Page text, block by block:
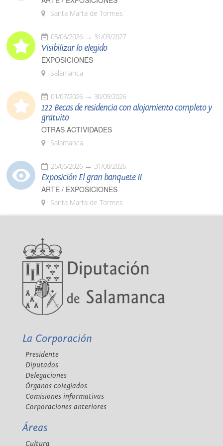
Santa Marta de Tormes
05/06/2026 31/03/2027
Visibilizar lo elegido
EXPOSICIONES
Salamanca
01/07/2026 30/09/2026
122 Becas de residencia con alojamiento completo y
gratuito
OTRAS ACTIVIDADES
Salamanca
26/06/2026 31/08/2026
Exposición El gran banquete II
ARTE / EXPOSICIONES
Santa Marta de Tormes
La Corporación
Presidente
Diputados
Delegaciones
Órganos colegiados
Comisiones informativas
Corporaciones anteriores
Áreas
Cultura